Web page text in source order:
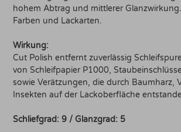
hohem Abtrag und mittlerer
Farben und Lackarten.
Wirkung:
Cut Polish entfernt zuverlässig
von Schleifpapier P1000,
sowie Verätzungen, die durch Baumharz,
Insekten auf der Lackoberfläche
Schliefgrad: 9 / Glanzgrad: 5